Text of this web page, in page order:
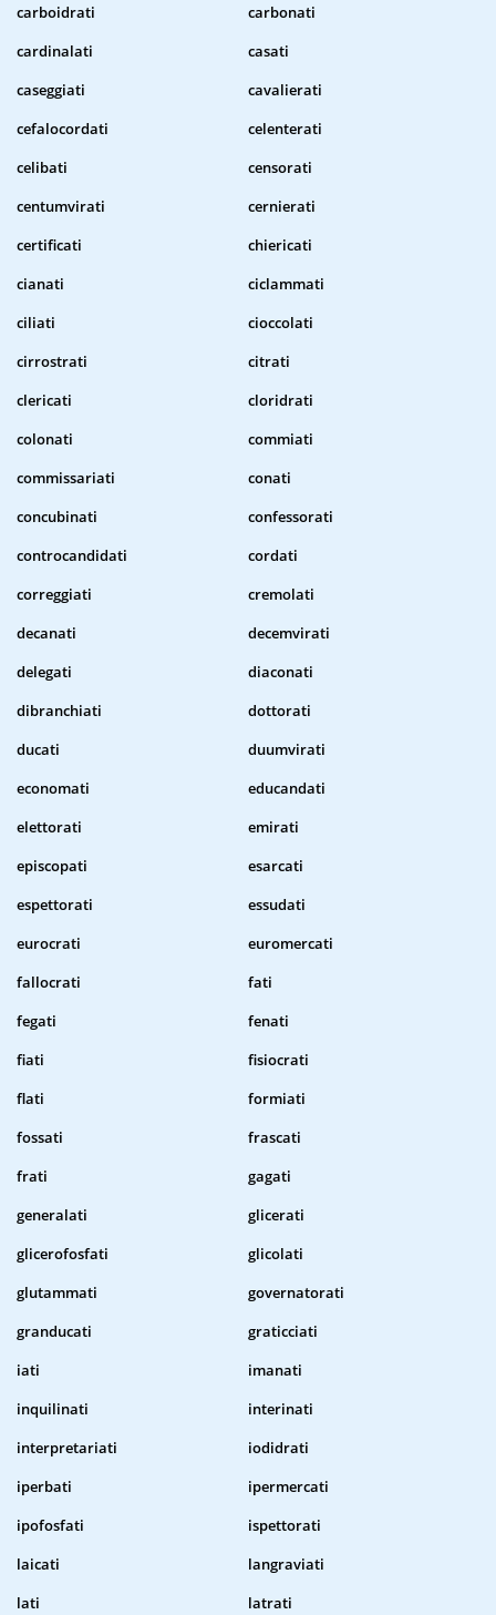
carboidrati
carbonati
cardinalati
casati
caseggiati
cavalierati
cefalocordati
celenterati
celibati
censorati
centumvirati
cernierati
certificati
chiericati
cianati
ciclammati
ciliati
cioccolati
cirrostrati
citrati
clericati
cloridrati
colonati
commiati
commissariati
conati
concubinati
confessorati
controcandidati
cordati
correggiati
cremolati
decanati
decemvirati
delegati
diaconati
dibranchiati
dottorati
ducati
duumvirati
economati
educandati
elettorati
emirati
episcopati
esarcati
espettorati
essudati
eurocrati
euromercati
fallocrati
fati
fegati
fenati
fiati
fisiocrati
flati
formiati
fossati
frascati
frati
gagati
generalati
glicerati
glicerofosfati
glicolati
glutammati
governatorati
granducati
graticciati
iati
imanati
inquilinati
interinati
interpretariati
iodidrati
iperbati
ipermercati
ipofosfati
ispettorati
laicati
langraviati
lati
latrati